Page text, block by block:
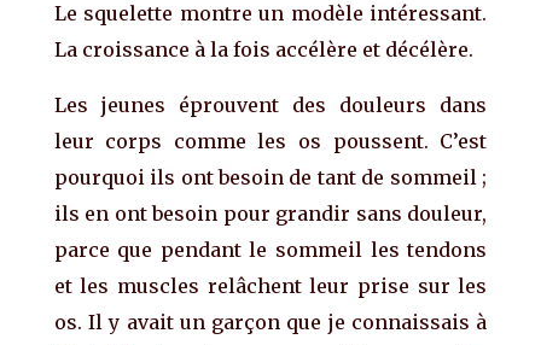
Le squelette montre un modèle intéressant.
La croissance à la fois accélère et décélère.
Les jeunes éprouvent des douleurs dans
leur corps comme les os poussent. C’est
pourquoi ils ont besoin de tant de sommeil ;
ils en ont besoin pour grandir sans douleur,
parce que pendant le sommeil les tendons
et les muscles relâchent leur prise sur les
os. Il y avait un garçon que je connaissais à